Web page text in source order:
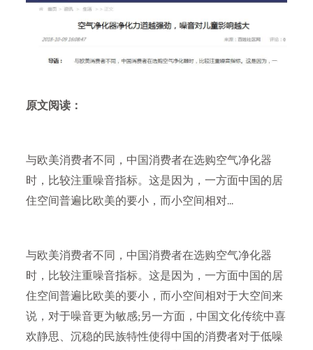
原文阅读：
与欧美消费者不同，中国消费者在选购空气净化器
时，比较注重噪音指标。这是因为，一方面中国的居
住空间普遍比欧美的要小，而小空间相对...
与欧美消费者不同，中国消费者在选购空气净化器
时，比较注重噪音指标。这是因为，一方面中国的居
住空间普遍比欧美的要小，而小空间相对于大空间来
说，对于噪音更为敏感;另一方面，中国文化传统中喜
欢静思、沉稳的民族特性使得中国的消费者对于低噪